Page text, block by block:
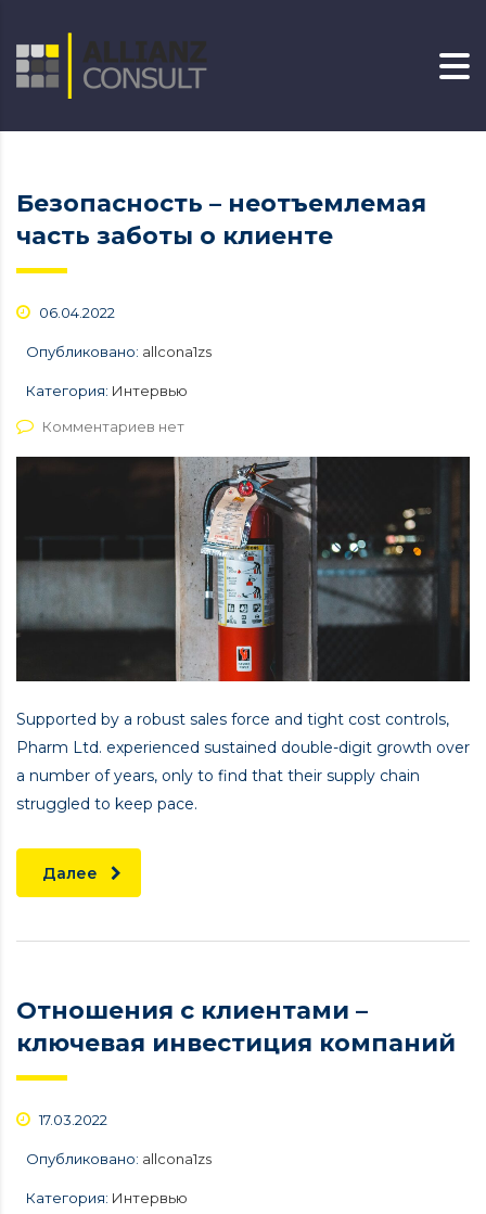
Безопасность – неотъемлемая
часть заботы о клиенте
06.04.2022
Опубликовано: allcona1zs
Категория: Интервью
Комментариев нет
Supported by a robust sales force and tight cost controls,
Pharm Ltd. experienced sustained double-digit growth over
a number of years, only to find that their supply chain
struggled to keep pace.
Далее
Отношения с клиентами –
ключевая инвестиция компаний
17.03.2022
Опубликовано: allcona1zs
Категория: Интервью